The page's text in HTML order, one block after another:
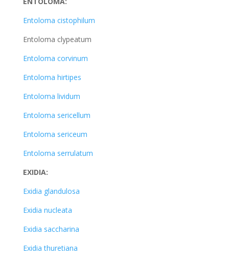
Entoloma cistophilum
Entoloma clypeatum
Entoloma corvinum
Entoloma hirtipes
Entoloma lividum
Entoloma sericellum
Entoloma sericeum
Entoloma serrulatum
EXIDIA:
Exidia glandulosa
Exidia nucleata
Exidia saccharina
Exidia thuretiana